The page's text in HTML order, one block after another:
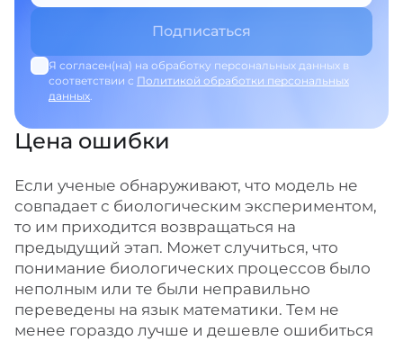
Я согласен(на) на обработку персональных данных в
соответствии с Политикой обработки персональных
данных.
Цена ошибки
Если ученые обнаруживают, что модель не
совпадает с биологическим экспериментом,
то им приходится возвращаться на
предыдущий этап. Может случиться, что
понимание биологических процессов было
неполным или те были неправильно
переведены на язык математики. Тем не
менее гораздо лучше и дешевле ошибиться